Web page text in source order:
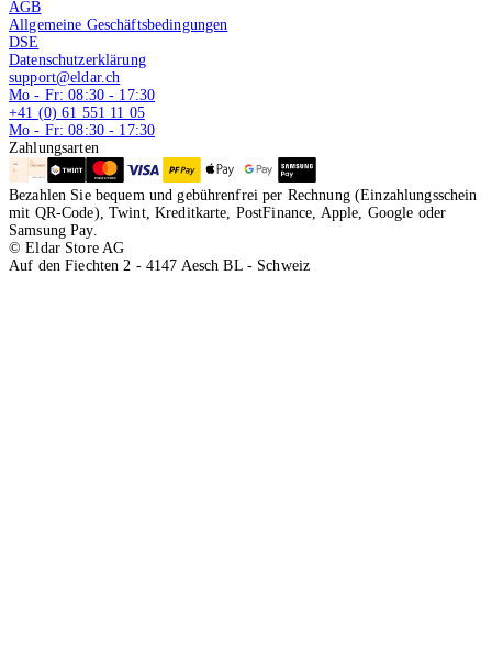
AGB
Allgemeine Geschäftsbedingungen
DSE
Datenschutzerklärung
support@eldar.ch
Mo - Fr: 08:30 - 17:30
+41 (0) 61 551 11 05
Mo - Fr: 08:30 - 17:30
Zahlungsarten
Bezahlen Sie bequem und gebührenfrei per Rechnung (Einzahlungsschein
mit QR-Code), Twint, Kreditkarte, PostFinance, Apple, Google oder
Samsung Pay.
© Eldar Store AG
Auf den Fiechten 2 - 4147 Aesch BL - Schweiz